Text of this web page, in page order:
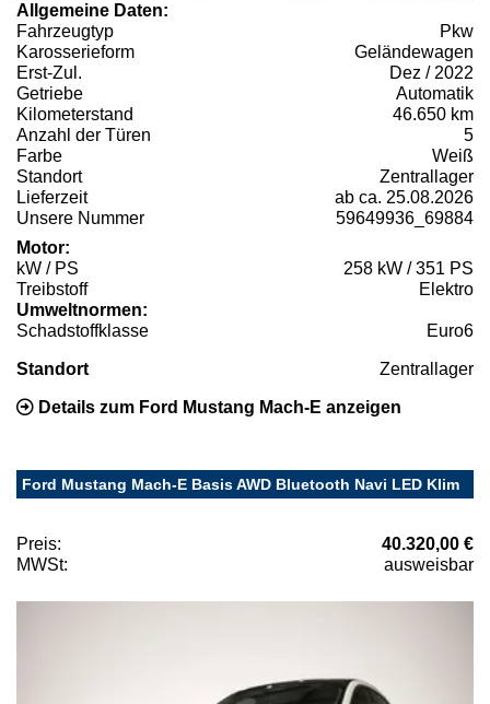
Allgemeine Daten:
Fahrzeugtyp
Pkw
Karosserieform
Geländewagen
Erst-Zul.
Dez / 2022
Getriebe
Automatik
Kilometerstand
46.650 km
Anzahl der Türen
5
Farbe
Weiß
Standort
Zentrallager
Lieferzeit
ab ca. 25.08.2026
Unsere Nummer
59649936_69884
Motor:
kW / PS
258 kW / 351 PS
Treibstoff
Elektro
Umweltnormen:
Schadstoffklasse
Euro6
Standort Zentrallager
Details zum Ford Mustang Mach-E anzeigen
Ford Mustang Mach-E Basis AWD Bluetooth Navi LED Klim
Preis:
40.320,00 €
MWSt:
ausweisbar